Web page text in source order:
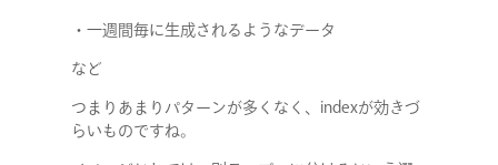
・一週間毎に生成されるようなデータ
など
つまりあまりパターンが多くなく、indexが効きづ
らいものですね。